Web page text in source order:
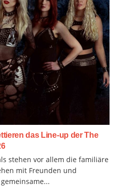
das Line-up der The
stehen vor allem die familiäre
mit Freunden und